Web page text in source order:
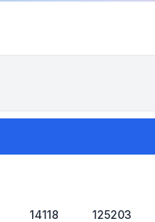
14118 125203